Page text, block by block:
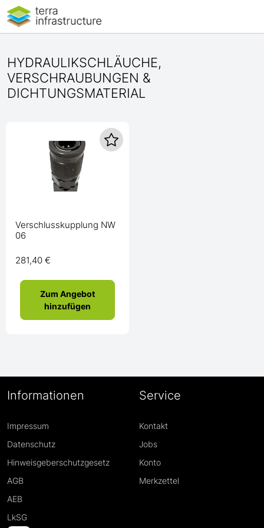
HYDRAULIKSCHLÄUCHE,
VERSCHRAUBUNGEN &
DICHTUNGSMATERIAL
Verschlusskupplung NW
06
281,40 €
Zum Angebot
hinzufügen
Informationen
Impressum
Datenschutz
Hinweisgeberschutzgesetz
AGB
AEB
LkSG
Service
Kontakt
Jobs
Konto
Merkzettel